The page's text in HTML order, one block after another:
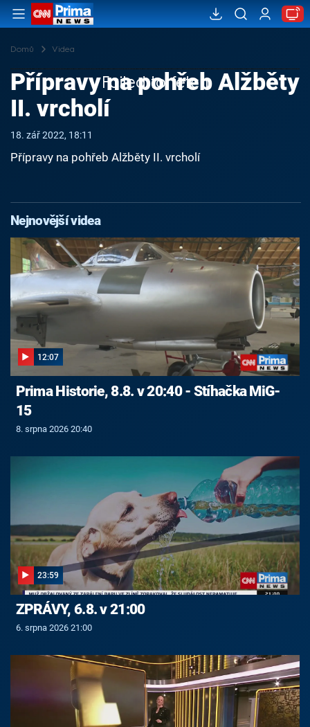
Domů Videa
Failed to fetch
Přípravy na pohřeb Alžběty
II. vrcholí
18. zář 2022, 18:11
Přípravy na pohřeb Alžběty II. vrcholí
Nejnovější videa
12:07
Prima Historie, 8.8. v 20:40 - Stíhačka MiG-
15
8. srpna 2026 20:40
23:59
ZPRÁVY, 6.8. v 21:00
6. srpna 2026 21:00